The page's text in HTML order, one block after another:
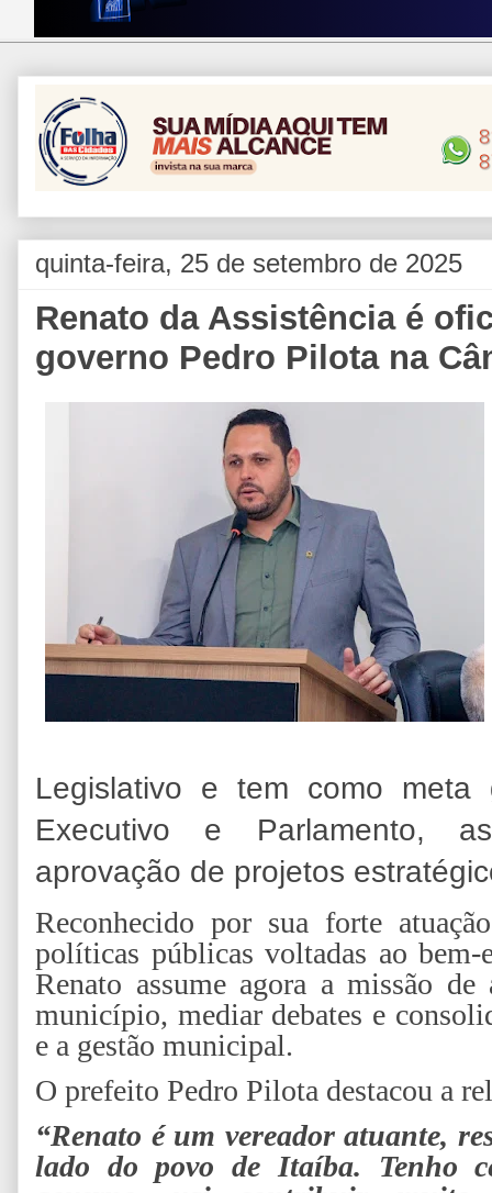
quinta-feira, 25 de setembro de 2025
Renato da Assistência é
governo Pedro Pilota na
Legislativo e tem como meta
Executivo e Parlamento,
aprovação de projetos
Reconhecido por sua forte
políticas públicas voltadas ao bem-
Renato assume agora a missão
município, mediar debates e
e a gestão municipal.
O prefeito Pedro Pilota destacou a
“Renato é um vereador atuante,
lado do povo de Itaíba. Tenho